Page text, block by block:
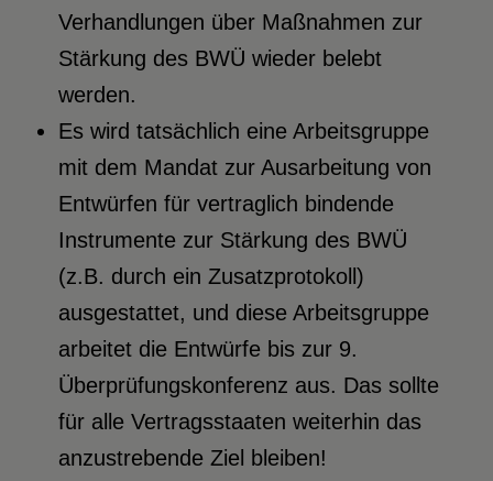
Verhandlungen über Maßnahmen zur
Stärkung des BWÜ wieder belebt
werden.
Es wird tatsächlich eine Arbeitsgruppe
mit dem Mandat zur Ausarbeitung von
Entwürfen für vertraglich bindende
Instrumente zur Stärkung des BWÜ
(z.B. durch ein Zusatzprotokoll)
ausgestattet, und diese Arbeitsgruppe
arbeitet die Entwürfe bis zur 9.
Überprüfungskonferenz aus. Das sollte
für alle Vertragsstaaten weiterhin das
anzustrebende Ziel bleiben!